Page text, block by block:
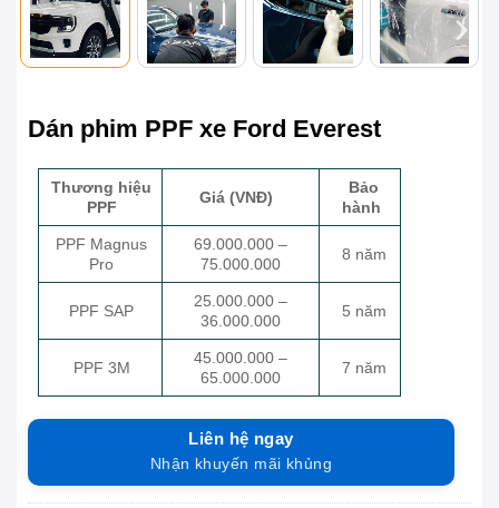
Dán phim PPF xe Ford Everest
Thương hiệu
PPF
Giá (VNĐ)
Bảo
hành
PPF Magnus
Pro
69.000.000 –
75.000.000
8 năm
PPF SAP
25.000.000 –
36.000.000
5 năm
PPF 3M
45.000.000 –
65.000.000
7 năm
Liên hệ ngay
Nhận khuyến mãi khủng